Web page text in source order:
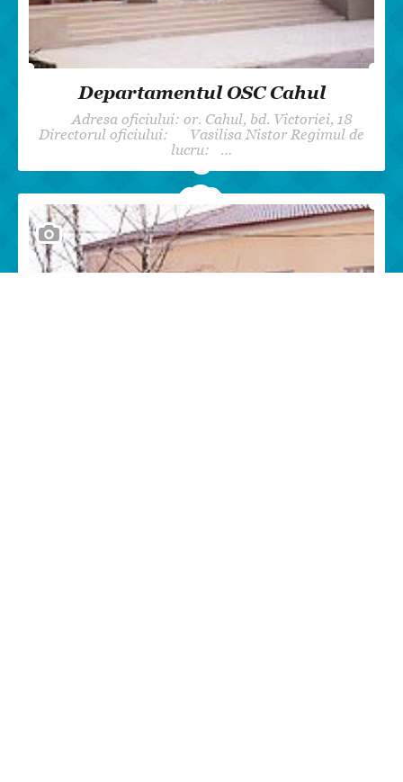
Departamentul OSC Cahul
Adresa oficiului: or. Cahul, bd. Victoriei, 18
Directorul oficiului: Vasilisa Nistor Regimul de
lucru: …